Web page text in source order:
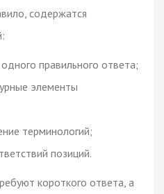
содержатся
правильного ответа;
элементы
терминологий;
позиций.
короткого ответа, а